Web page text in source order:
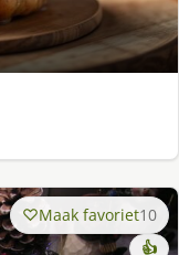
Maak favoriet10
👍